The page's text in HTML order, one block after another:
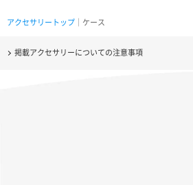
アクセサリートップ ｜ケース
掲載アクセサリーについての注意事項